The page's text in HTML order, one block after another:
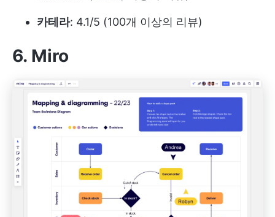
카테라: 4.1/5 (100개 이상의 리뷰)
6. Miro